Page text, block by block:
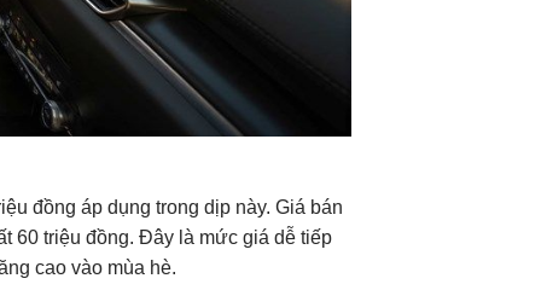
đồng áp dụng trong dịp này. Giá bán
60 triệu đồng. Đây là mức giá dễ tiếp
cao vào mùa hè.